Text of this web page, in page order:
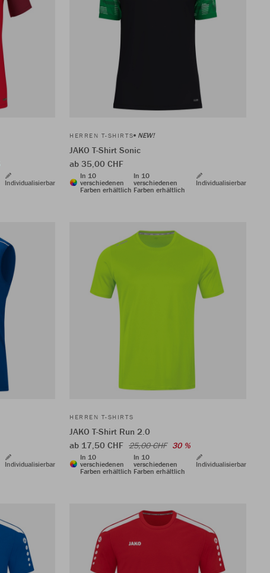
Individualisierbar
HERREN T-SHIRTS NEW!
JAKO T-Shirt Sonic
ab 35,00 CHF
In 10
verschiedenen
Farben erhältlich
In 10
verschiedenen
Farben erhältlich
Individualisierbar
Individualisierbar
HERREN T-SHIRTS
JAKO T-Shirt Run 2.0
ab 17,50 CHF 25,00 CHF 30 %
In 10
verschiedenen
Farben erhältlich
In 10
verschiedenen
Farben erhältlich
Individualisierbar